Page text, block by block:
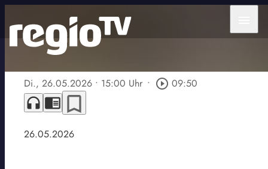
Di., 26.05.2026 • 15:00 Uhr • play_circle_outline 09:50
headphones chrome_reader_mode bookmark_border
26.05.2026